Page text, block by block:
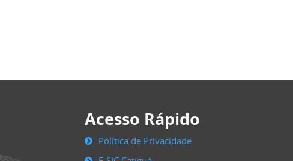
Acesso Rápido
Política de Privacidade